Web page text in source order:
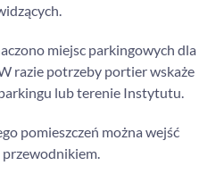
miejsc parkingowych dla
razie potrzeby portier wskaże
lub terenie Instytutu.
pomieszczeń można wejść
przewodnikiem.